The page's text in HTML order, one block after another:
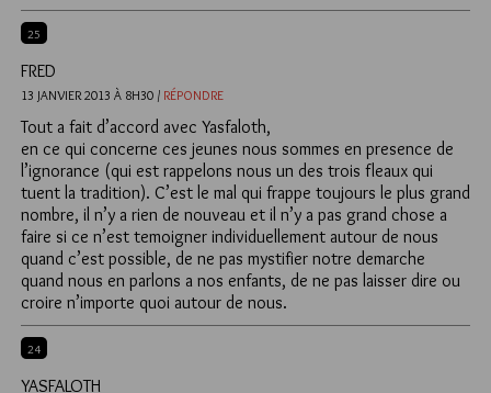
25
FRED
13 JANVIER 2013 À 8H30 / RÉPONDRE
Tout a fait d’accord avec Yasfaloth,
en ce qui concerne ces jeunes nous sommes en presence de
l’ignorance (qui est rappelons nous un des trois fleaux qui
tuent la tradition). C’est le mal qui frappe toujours le plus grand
nombre, il n’y a rien de nouveau et il n’y a pas grand chose a
faire si ce n’est temoigner individuellement autour de nous
quand c’est possible, de ne pas mystifier notre demarche
quand nous en parlons a nos enfants, de ne pas laisser dire ou
croire n’importe quoi autour de nous.
24
YASFALOTH